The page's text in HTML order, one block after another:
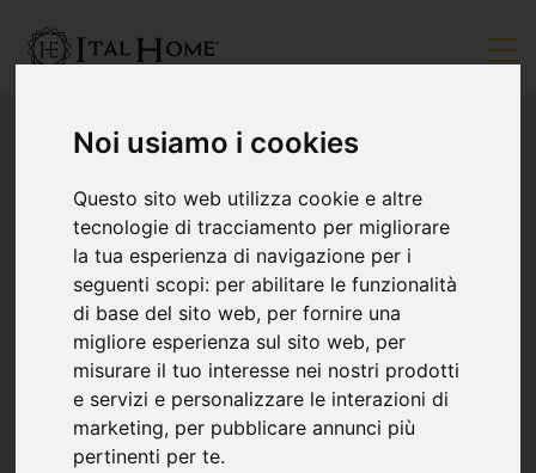
Noi usiamo i cookies
Questo sito web utilizza cookie e altre
tecnologie di tracciamento per migliorare
la tua esperienza di navigazione per i
seguenti scopi: per abilitare le funzionalità
di base del sito web, per fornire una
migliore esperienza sul sito web, per
misurare il tuo interesse nei nostri prodotti
e servizi e personalizzare le interazioni di
marketing, per pubblicare annunci più
pertinenti per te.